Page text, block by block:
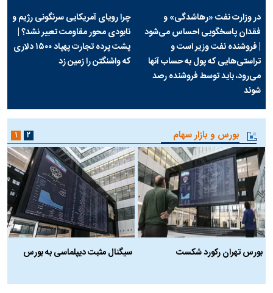
در وزارت نفت «رهاشدگی» و
فقدان پاسخگویی احساس می‌شود
| فروشنده نفت وزیر است و
تراستی‌هایی که پول به حساب آنها
می‌رود، باید توسط فروشنده رصد
شوند
چرا رویای آمریکایی سرنگونی رژیم و
نابودی محور مقاومت تعبیر نشد؟ |
پشت پرده تجارت پهپاد‌ ۱۵۰۰ دلاری
که واشنگتن را زمین زد
بورس و بازار سهام
بورس تهران رکورد شکست
سیگنال مثبت دیپلماسی به بورس
۱ ۲